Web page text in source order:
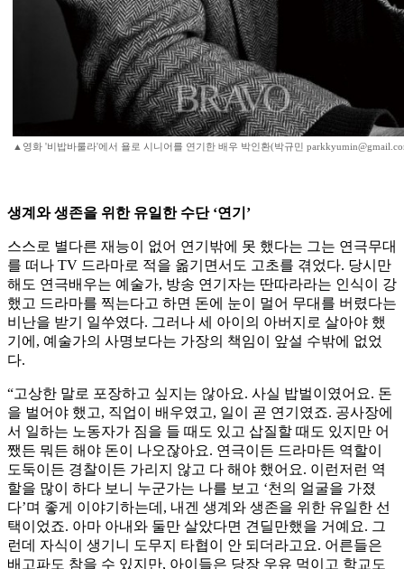
▲영화 '비밥바룰라'에서 욜로 시니어를 연기한 배우 박인환(박규민
생계와 생존을 위한 유일한 수단 ‘연기’
스스로 별다른 재능이 없어 연기밖에 못 했다는 그는 연극무대
를 떠나 TV 드라마로 적을 옮기면서도 고초를 겪었다. 당시만
해도 연극배우는 예술가, 방송 연기자는 딴따라라는 인식이 강
했고 드라마를 찍는다고 하면 돈에 눈이 멀어 무대를 버렸다는
비난을 받기 일쑤였다. 그러나 세 아이의 아버지로 살아야 했
기에, 예술가의 사명보다는 가장의 책임이 앞설 수밖에 없었
다.
“고상한 말로 포장하고 싶지는 않아요. 사실 밥벌이였어요. 돈
을 벌어야 했고, 직업이 배우였고, 일이 곧 연기였죠. 공사장에
서 일하는 노동자가 짐을 들 때도 있고 삽질할 때도 있지만 어
쨌든 뭐든 해야 돈이 나오잖아요. 연극이든 드라마든 역할이
도둑이든 경찰이든 가리지 않고 다 해야 했어요. 이런저런 역
할을 많이 하다 보니 누군가는 나를 보고 ‘천의 얼굴을 가졌
다’며 좋게 이야기하는데, 내겐 생계와 생존을 위한 유일한 선
택이었죠. 아마 아내와 둘만 살았다면 견딜만했을 거예요. 그
런데 자식이 생기니 도무지 타협이 안 되더라고요. 어른들은
배고파도 참을 수 있지만, 아이들은 당장 우유 먹이고 학교도